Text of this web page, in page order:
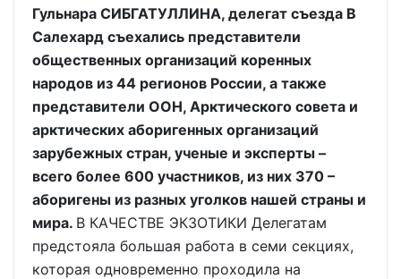
Гульнара СИБГАТУЛЛИНА, делегат съезда В
Салехард съехались представители
общественных организаций коренных
народов из 44 регионов России, а также
представители ООН, Арктического совета и
арктических аборигенных организаций
зарубежных стран, ученые и эксперты –
всего более 600 участников, из них 370 –
аборигены из разных уголков нашей страны и
мира. В КАЧЕСТВЕ ЭКЗОТИКИ Делегатам
предстояла большая работа в семи секциях,
которая одновременно проходила на